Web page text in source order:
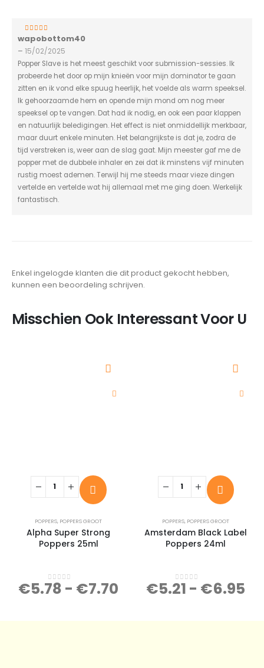
5van 5
wapobottom40
– 15/02/2025
Popper Slave is het meest geschikt voor submission-sessies. Ik
probeerde het door op mijn knieën voor mijn dominator te gaan
zitten en ik vond elke spuug heerlijk, het voelde als warm speeksel.
Ik gehoorzaamde hem en opende mijn mond om nog meer
speeksel op te vangen. Dat had ik nodig, en ook een paar klappen
en natuurlijk beledigingen. Het effect is niet onmiddellijk merkbaar,
maar duurt enkele minuten. Het belangrijkste is dat je, zodra de
tijd verstreken is, weer aan de slag gaat. Mijn meester gaf me de
popper met de dubbele inhaler en zei dat ik minstens vijf minuten
rustig moest ademen. Terwijl hij me steeds maar vieze dingen
vertelde en vertelde wat hij allemaal met me ging doen. Werkelijk
fantastisch.
Enkel ingelogde klanten die dit product gekocht hebben,
kunnen een beoordeling schrijven.
Misschien Ook Interessant Voor U
POPPERS, POPPERS GROOT
Alpha Super Strong
Poppers 25ml
0out of 5
€5.78 - €7.70
POPPERS, POPPERS GROOT
Amsterdam Black Label
Poppers 24ml
0out of 5
€5.21 - €6.95